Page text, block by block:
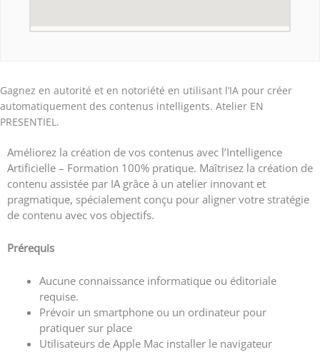
Gagnez en autorité et en notoriété en utilisant l’IA pour créer
automatiquement des contenus intelligents. Atelier EN
PRESENTIEL.
Améliorez la création de vos contenus avec l’Intelligence
Artificielle – Formation 100% pratique. Maîtrisez la création de
contenu assistée par IA grâce à un atelier innovant et
pragmatique, spécialement conçu pour aligner votre stratégie
de contenu avec vos objectifs.
Prérequis
Aucune connaissance informatique ou éditoriale
requise.
Prévoir un smartphone ou un ordinateur pour
pratiquer sur place
Utilisateurs de Apple Mac installer le navigateur